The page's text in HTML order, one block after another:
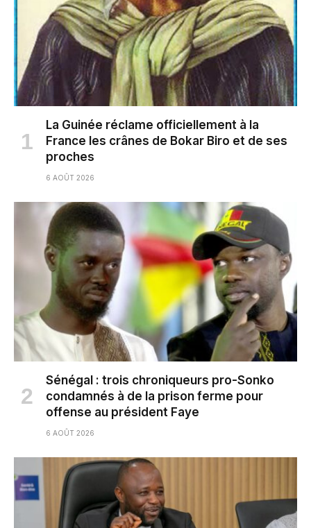
La Guinée réclame officiellement à la
France les crânes de Bokar Biro et de ses
proches
6 AOÛT 2026
Sénégal : trois chroniqueurs pro-Sonko
condamnés à de la prison ferme pour
offense au président Faye
6 AOÛT 2026